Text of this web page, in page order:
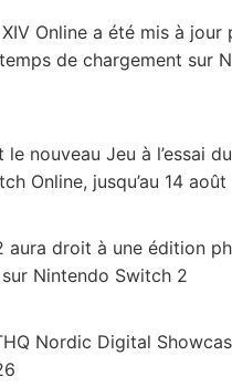
Online a été mis à jour
de chargement sur
le nouveau Jeu à l’essai du
Online, jusqu’au 14 août
aura droit à une édition
Nintendo Switch 2
Nordic Digital